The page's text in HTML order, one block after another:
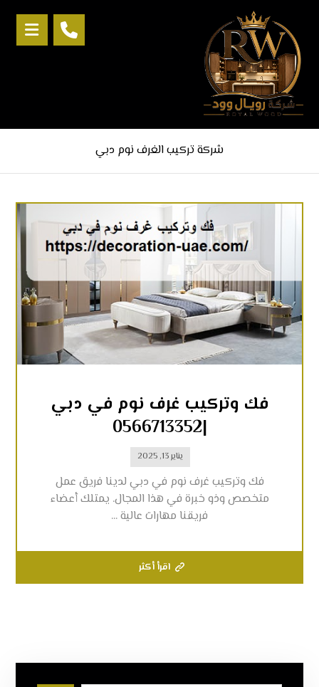
شركة تركيب الغرف نوم دبي
فك وتركيب غرف نوم في دبي
|0566713352
يناير 13, 2025
فك وتركيب غرف نوم في دبي لدينا فريق عمل
متخصص وذو خبرة في هذا المجال. يمتلك أعضاء
فريقنا مهارات عالية ...
اقرأ أكثر